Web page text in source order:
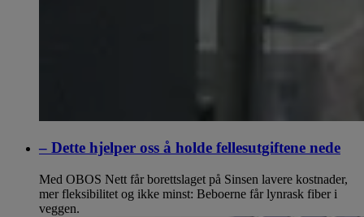
– Dette hjelper oss å holde fellesutgiftene nede
Med OBOS Nett får borettslaget på Sinsen lavere kostnader,
mer fleksibilitet og ikke minst: Beboerne får lynrask fiber i
veggen.